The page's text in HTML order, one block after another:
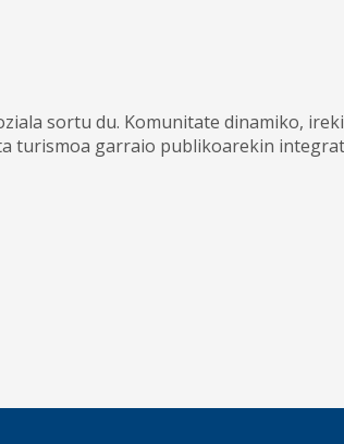
sortu du. Komunitate dinamiko,
turismoa garraio publikoarekin